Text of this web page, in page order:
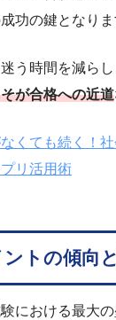
功の鍵となりま
う時間を減らし
が合格への近道
くても続く！
リ活用術
トの傾向
における最大